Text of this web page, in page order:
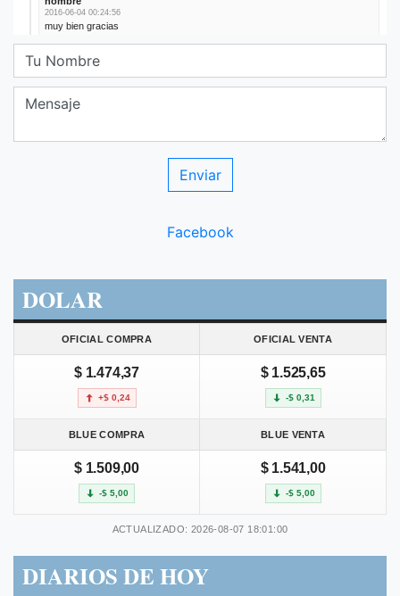
Facebook
DOLAR
OFICIAL COMPRA OFICIAL VENTA
$ 1.474,37
+$ 0,24
$ 1.525,65
-$ 0,31
BLUE COMPRA BLUE VENTA
$ 1.509,00
-$ 5,00
$ 1.541,00
-$ 5,00
ACTUALIZADO: 2026-08-07 18:01:00
DIARIOS DE HOY